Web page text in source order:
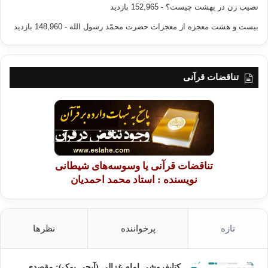
بپذیرند و حق را بفهمند و ایمان بیاورند و به مقتضای علم و ایمان خود
عمل کنند، بلکه به آن گوش می دهند تا با سخن چینی و جاسوسی
از پیامبر(ص) چنین روایت است که فرمود:
2. هر کس در راه سخن چینی بین دو نفر گام بردارد خداوند
آتشی در قبر او مسلط خواهد نمود که او را بسوزاند و هرگاه از قبر
بیرون آید خداوند یک جانور درنده ی سیاه بر او مسلط خواهد کرد که
گوشت او را بخورد تا داخل جهنم شود.
میان مردم به سخن چینی گام بر می دارند و بین دوستان تفرقه می
اندازند و روابط صمیمانه ی آنها را تبدیل به روابط خصمانه و کینه
توزانه می کنند.)
نصیب زن در بهشت چیست؟ - 152,965 بازدید
بیست و هشت معجزه از معجزات حضرت محمّد رسول الله - 148,960 بازدید
تناقضات قرآنی
تناقضات قرآنی یا وسوسه‌های شیطانی
نویسنده : استاد محمد احمدیان
تازه پرخواننده نظرها